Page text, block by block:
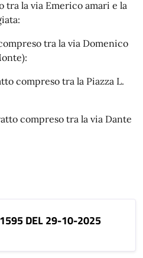
tra la via Emerico amari e la
tra la via Domenico
compreso tra la Piazza L.
compreso tra la via Dante
DEL 29-10-2025